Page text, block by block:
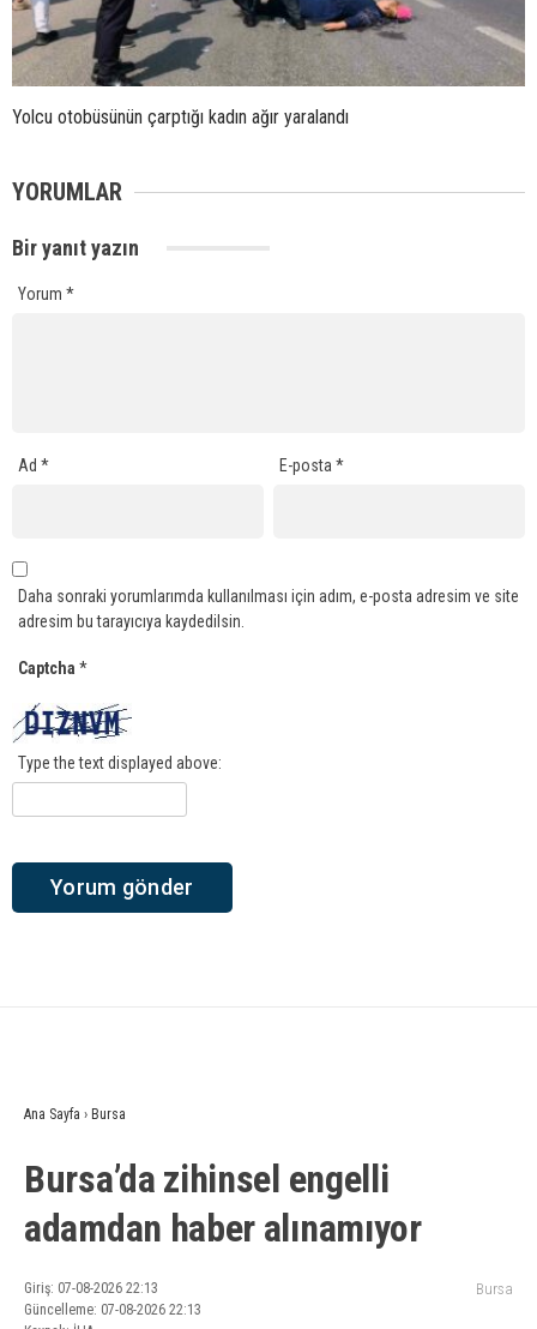
Yolcu otobüsünün çarptığı kadın ağır yaralandı
YORUMLAR
Bir yanıt yazın
Yorum *
Ad * E-posta*
Daha sonraki yorumlarımda kullanılması için adım, e-posta adresim ve site
adresim bu tarayıcıya kaydedilsin.
Captcha *
Type the text displayed above:
Ana Sayfa › Bursa
Bursa’da zihinsel engelli
adamdan haber alınamıyor
Giriş: 07-08-2026 22:13
Güncelleme: 07-08-2026 22:13
Bursa